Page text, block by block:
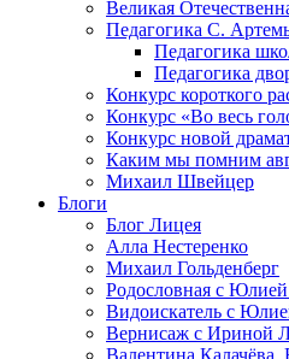
Великая
Педагогика С.
Педагогика
Педагогика
Конкурс короткого
Конкурс «Во весь
Конкурс новой
Каким мы помним
Михаил Швейцер
Блоги
Блог Лицея
Алла Нестеренко
Михаил Гольденберг
Родословная с
Видоискатель с
Вернисаж с Ириной